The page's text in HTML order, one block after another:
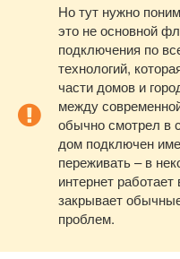
Но тут нужно
это не основной
подключения по
технологий,
части домов и
между
обычно смотрел в
дом подключен
переживать – в
интернет
закрывает
проблем.